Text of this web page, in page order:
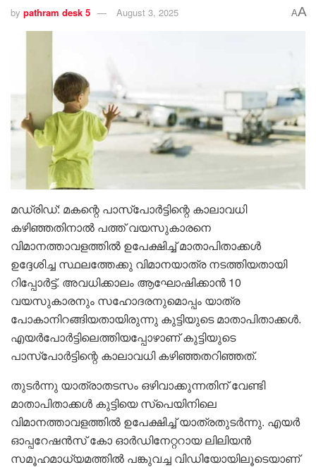
by pathram desk 5 August 3, 2025 AA
മഡ്രിഡ്: മകന്റെ പാസ്പോർട്ടിന്റെ കാലാവധി
കഴിഞ്ഞതിനാൽ പത്ത് വയസുകാരനെ
വിമാനത്താവളത്തിൽ ഉപേക്ഷിച്ച് മാതാപിതാക്കൾ
ഉദ്ദേശിച്ച സ്ഥലത്തേക്കു വിമാനയാത്ര നടത്തിയതായി
റിപ്പോർട്ട്. അവധിക്കാലം ആഘോഷിക്കാൻ 10
വയസുകാരനും സഹോദരനുമൊപ്പം യാത്ര
പോകാനിറങ്ങിയതായിരുന്നു കുട്ടിയുടെ മാതാപിതാക്കൾ.
എയർപോർട്ടിലെത്തിയപ്പോഴാണ് കുട്ടിയുടെ
പാസ്പോർട്ടിന്റെ കാലാവധി കഴിഞ്ഞതറിഞ്ഞത്.
തുടർന്നു യാത്രാതടസം ഒഴിവാക്കുന്നതിന് വേണ്ടി
മാതാപിതാക്കൾ കുട്ടിയെ സ്പെയിനിലെ
വിമാനത്താവളത്തിൽ ഉപേക്ഷിച്ച് യാത്രതുടർന്നു. എയർ
ഓപ്പറേഷൻസ് കോ ഓർഡിനേറ്ററായ ലിലിയൻ
സമൂഹമാധ്യമത്തിൽ പങ്കുവച്ച വിഡിയോയിലൂടെയാണ്